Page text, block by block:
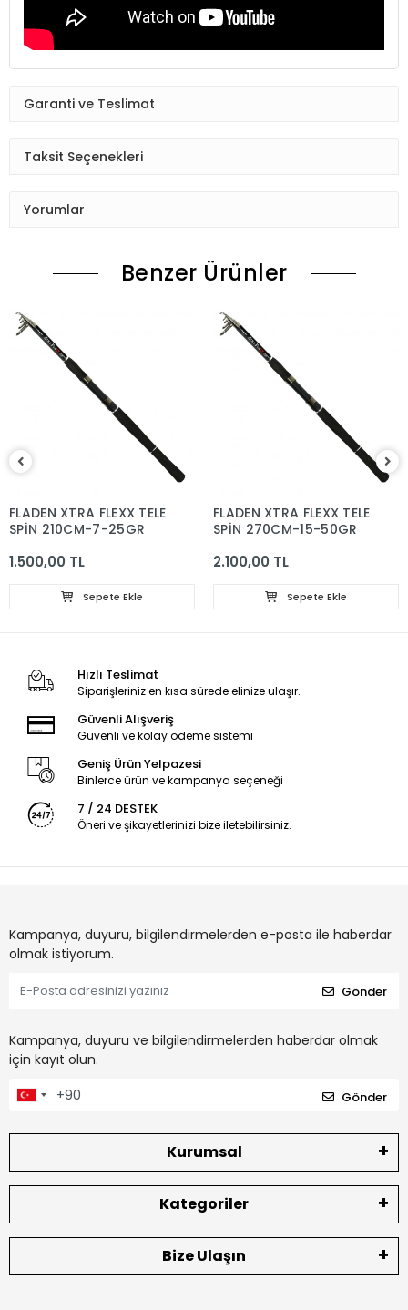
Garanti ve Teslimat
Taksit Seçenekleri
Yorumlar
Benzer Ürünler
FLEXX TELE
7-25GR
TL
Sepete Ekle
FLADEN XTRA FLEXX TELE
SPİN 270CM-15-50GR
2.100,00 TL
Sepete Ekle
Hızlı Teslimat
Siparişleriniz en kısa sürede elinize ulaşır.
Güvenli Alışveriş
Güvenli ve kolay ödeme sistemi
Geniş Ürün Yelpazesi
Binlerce ürün ve kampanya seçeneği
7 / 24 DESTEK
Öneri ve şikayetlerinizi bize iletebilirsiniz.
Kampanya, duyuru, bilgilendirmelerden e-posta ile haberdar
olmak istiyorum.
Gönder
Kampanya, duyuru ve bilgilendirmelerden haberdar olmak
için kayıt olun.
Gönder
Kurumsal
Kategoriler
Bize Ulaşın